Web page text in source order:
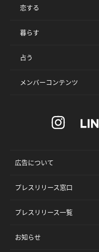
恋する
暮らす
占う
メンバーコンテンツ
広告について
プレスリリース窓口
プレスリリース一覧
お知らせ